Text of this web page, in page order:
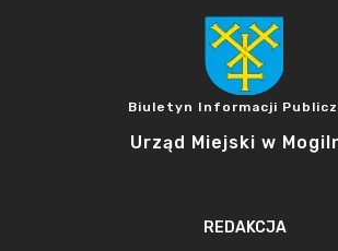
Biuletyn Informacji
Urząd Miejski w
REDAKCJA